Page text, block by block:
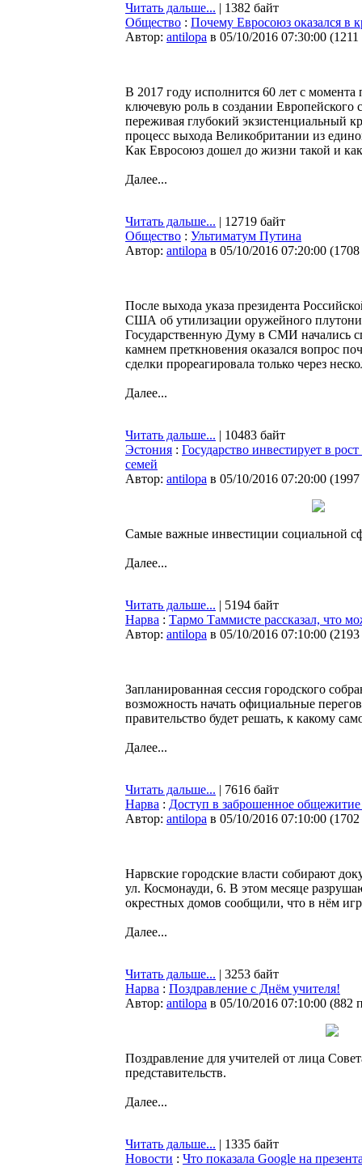
Читать дальше... | 1382 байт
Общество : Почему Евросоюз оказался в
Автор: antilopa в 05/10/2016 07:30:00 (
В 2017 году исполнится 60 лет с
ключевую роль в создании
переживая глубокий экзистенциальный
процесс выхода Великобритании из
Как Евросоюз дошел до жизни такой и
Далее...
Читать дальше... | 12719 байт
Общество : Ультиматум Путина
Автор: antilopa в 05/10/2016 07:20:00 (
После выхода указа президента
США об утилизации оружейного
Государственную Думу в СМИ начались
камнем преткновения оказался вопрос
сделки прореагировала только через
Далее...
Читать дальше... | 10483 байт
Эстония : Государство инвестирует в
семей
Автор: antilopa в 05/10/2016 07:20:00 (
Самые важные инвестиции социальной
Далее...
Читать дальше... | 5194 байт
Нарва : Тармо Таммисте рассказал, что
Автор: antilopa в 05/10/2016 07:10:00 (
Запланированная сессия городского
возможность начать официальные
правительство будет решать, к какому
Далее...
Читать дальше... | 7616 байт
Нарва : Доступ в заброшенное общежитие
Автор: antilopa в 05/10/2016 07:10:00 (
Нарвские городские власти собирают
ул. Космонауди, 6. В этом месяце
окрестных домов сообщили, что в нём
Далее...
Читать дальше... | 3253 байт
Нарва : Поздравление с Днём учителя!
Автор: antilopa в 05/10/2016 07:10:00 (882
Поздравление для учителей от лица
представительств.
Далее...
Читать дальше... | 1335 байт
Новости : Что показала Google на